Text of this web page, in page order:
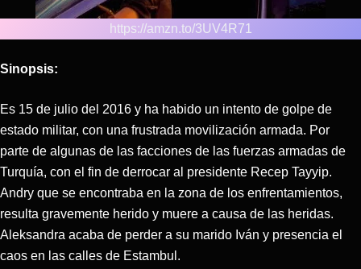
https://amzn.to/3UV4R71
Sinopsis:
Es 15 de julio del 2016 y ha habido un intento de golpe de
estado militar, con una frustrada movilización armada. Por
parte de algunas de las facciones de las fuerzas armadas de
Turquía, con el fin de derrocar al presidente Recep Tayyip.
Andry que se encontraba en la zona de los enfrentamientos,
resulta gravemente herido y muere a causa de las heridas.
Aleksandra acaba de perder a su marido Iván y presencia el
caos en las calles de Estambul.